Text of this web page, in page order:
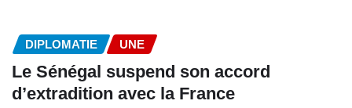
DIPLOMATIE UNE
Le Sénégal suspend son accord
d’extradition avec la France